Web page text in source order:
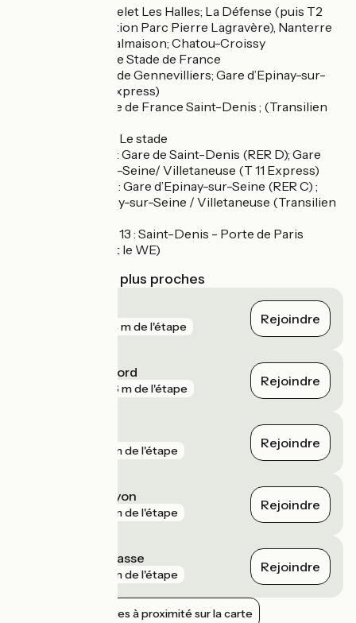
RER A : Châtelet Les Halles; La Défense (puis T2
jusqu’à la station Parc Pierre Lagravère), Nanterre
ville, Rueil Malmaison; Chatou-Croissy
RER B : Plaine Stade de France
RER C : gare de Gennevilliers; Gare d’Epinay-sur-
Seine (T 11 express)
RER D : Stade de France Saint-Denis ; (Transilien
Gare ligne J : Le stade
Transilien H : Gare de Saint-Denis (RER D); Gare
d’Epinay-sur-Seine/ Villetaneuse (T 11 Express)
T 11 Express : Gare d’Epinay-sur-Seine (RER C) ;
Gare d’Epinay-sur-Seine / Villetaneuse (Transilien
Métro Ligne 13 : Saint-Denis - Porte de Paris
(uniquement le WE)
Gares SNCF les plus proches
364 m de l'étape Rejoindre
Paris Gare du Nord
886 m de l'étape Rejoindre
3 km de l'étape Rejoindre
Paris Gare de Lyon
3 km de l'étape Rejoindre
Paris Montparnasse
3 km de l'étape Rejoindre
Afficher les gares à proximité sur la carte